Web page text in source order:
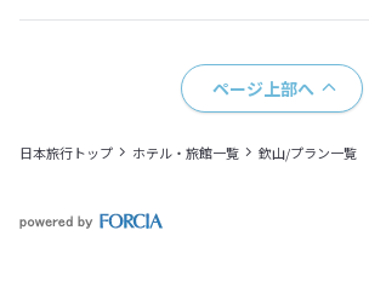
ページ上部へ
日本旅行トップ ホテル・旅館一覧 欽山/プラン一覧